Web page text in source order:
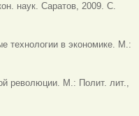
наук. Саратов, 2009. С.
технологии в экономике. М.:
революции. М.: Полит. лит.,